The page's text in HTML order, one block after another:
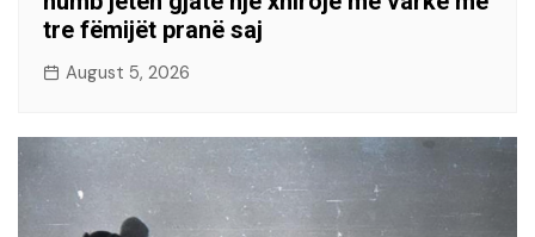
tre fëmijët pranë saj
August 5, 2026